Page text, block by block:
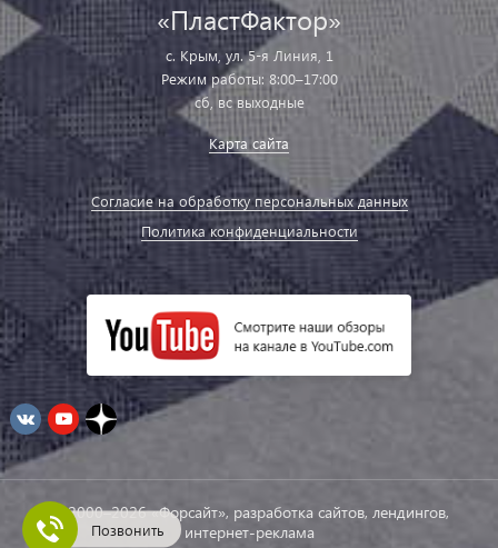
«ПластФактор»
с. Крым, ул. 5-я Линия, 1
Режим работы: 8:00–17:00
сб, вс выходные
Карта сайта
Согласие на обработку персональных данных
Политика конфиденциальности
© 2000–2026 «Форсайт», разработка сайтов, лендингов,
интернет-реклама
Позвонить